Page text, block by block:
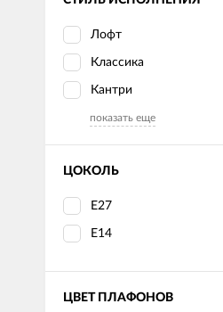
Лофт
Классика
Кантри
показать еще
ЦОКОЛЬ
E27
Е14
ЦВЕТ ПЛАФОНОВ